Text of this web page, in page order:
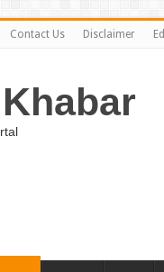
Contact Us Disclaimer